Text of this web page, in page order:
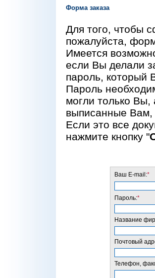
Форма заказа
Для того, чтобы
пожалуйста,
Имеется
если Вы делали
пароль, который
Пароль
могли только Вы,
выписанные Вам,
Если это все
нажмите кнопку "
Ваш E-mail:*
Пароль:*
Название
Почтовый
Телефон,